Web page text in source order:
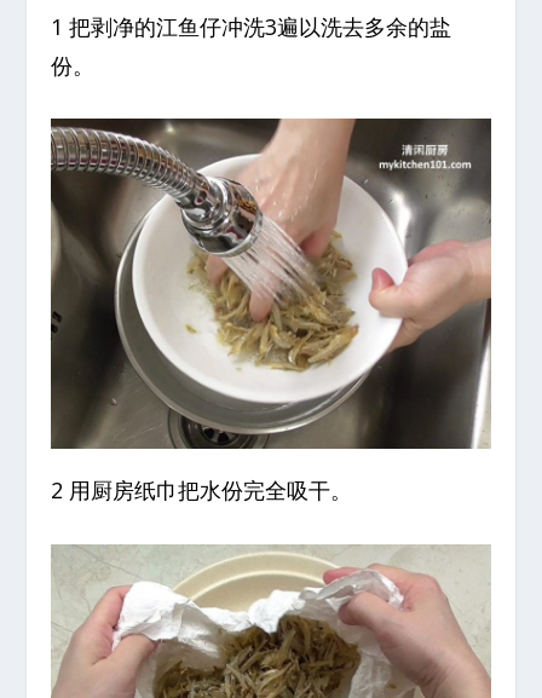
1 把剥净的江鱼仔冲洗3遍以洗去多余的盐
份。
2 用厨房纸巾把水份完全吸干。